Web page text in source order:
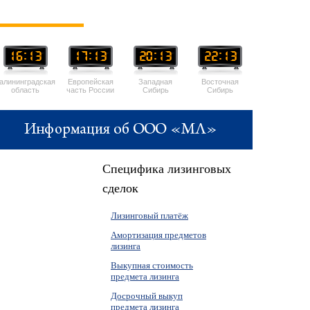
область
Европейская
часть России
Западная
Сибирь
Восточная
Сибирь
Специфика лизинговых
сделок
Лизинговый платёж
Амортизация предметов
лизинга
Выкупная стоимость
предмета лизинга
Досрочный выкуп
предмета лизинга